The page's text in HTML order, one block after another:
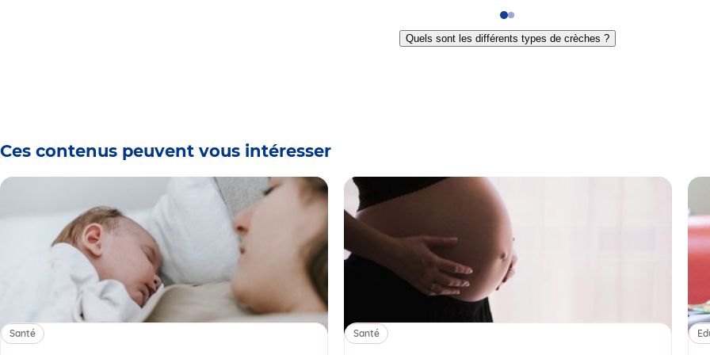
Go
to
slide
Go
to
slide
Quels sont les différents types de crèches ?
Ces contenus peuvent vous intéresser
Santé Santé